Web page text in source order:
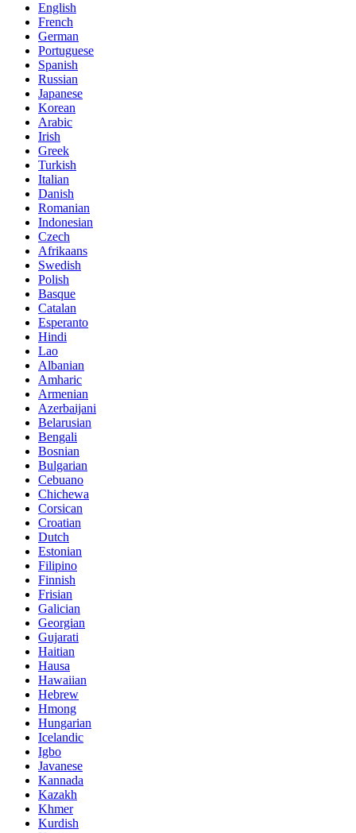
English
French
German
Portuguese
Spanish
Russian
Japanese
Korean
Arabic
Irish
Greek
Turkish
Italian
Danish
Romanian
Indonesian
Czech
Afrikaans
Swedish
Polish
Basque
Catalan
Esperanto
Hindi
Lao
Albanian
Amharic
Armenian
Azerbaijani
Belarusian
Bengali
Bosnian
Bulgarian
Cebuano
Chichewa
Corsican
Croatian
Dutch
Estonian
Filipino
Finnish
Frisian
Galician
Georgian
Gujarati
Haitian
Hausa
Hawaiian
Hebrew
Hmong
Hungarian
Icelandic
Igbo
Javanese
Kannada
Kazakh
Khmer
Kurdish